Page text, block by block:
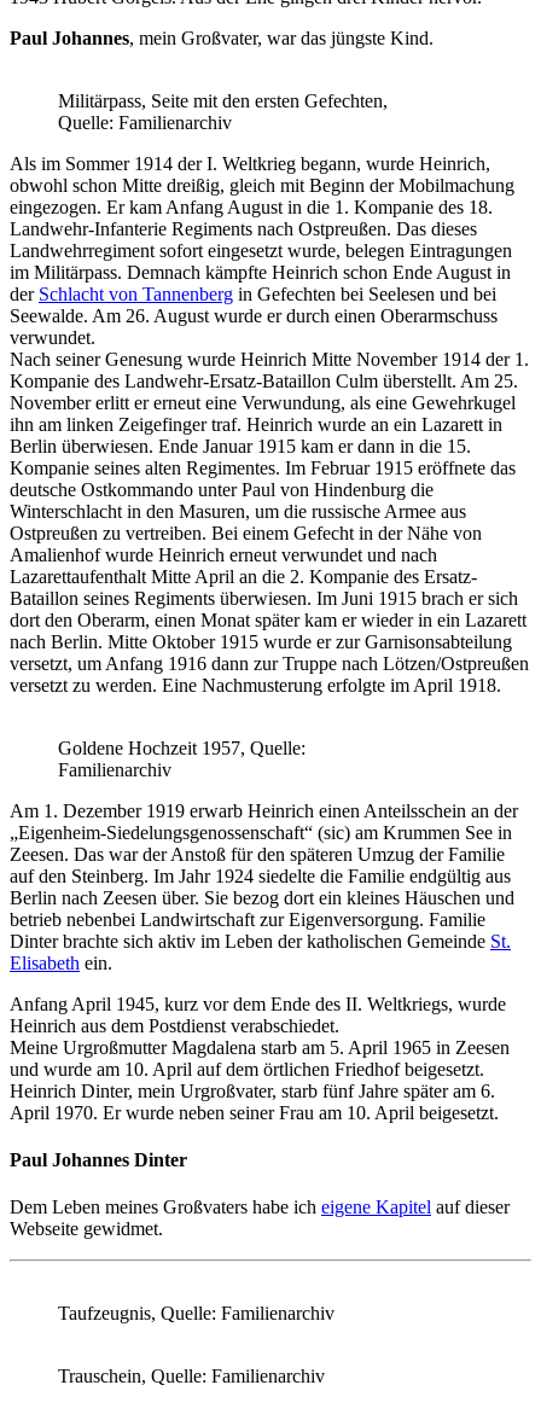
Paul Johannes, mein Großvater, war das jüngste Kind.
Militärpass, Seite mit den ersten Gefechten,
Quelle: Familienarchiv
Als im Sommer 1914 der I. Weltkrieg begann, wurde Heinrich,
obwohl schon Mitte dreißig, gleich mit Beginn der Mobilmachung
eingezogen. Er kam Anfang August in die 1. Kompanie des 18.
Landwehr-Infanterie Regiments nach Ostpreußen. Das dieses
Landwehrregiment sofort eingesetzt wurde, belegen Eintragungen
im Militärpass. Demnach kämpfte Heinrich schon Ende August in
der Schlacht von Tannenberg in Gefechten bei Seelesen und bei
Seewalde. Am 26. August wurde er durch einen Oberarmschuss
verwundet.
Nach seiner Genesung wurde Heinrich Mitte November 1914 der 1.
Kompanie des Landwehr-Ersatz-Bataillon Culm überstellt. Am 25.
November erlitt er erneut eine Verwundung, als eine Gewehrkugel
ihn am linken Zeigefinger traf. Heinrich wurde an ein Lazarett in
Berlin überwiesen. Ende Januar 1915 kam er dann in die 15.
Kompanie seines alten Regimentes. Im Februar 1915 eröffnete das
deutsche Ostkommando unter Paul von Hindenburg die
Winterschlacht in den Masuren, um die russische Armee aus
Ostpreußen zu vertreiben. Bei einem Gefecht in der Nähe von
Amalienhof wurde Heinrich erneut verwundet und nach
Lazarettaufenthalt Mitte April an die 2. Kompanie des Ersatz-
Bataillon seines Regiments überwiesen. Im Juni 1915 brach er sich
dort den Oberarm, einen Monat später kam er wieder in ein Lazarett
nach Berlin. Mitte Oktober 1915 wurde er zur Garnisonsabteilung
versetzt, um Anfang 1916 dann zur Truppe nach Lötzen/Ostpreußen
versetzt zu werden. Eine Nachmusterung erfolgte im April 1918.
Goldene Hochzeit 1957, Quelle:
Familienarchiv
Am 1. Dezember 1919 erwarb Heinrich einen Anteilsschein an der
„Eigenheim-Siedelungsgenossenschaft“ (sic) am Krummen See in
Zeesen. Das war der Anstoß für den späteren Umzug der Familie
auf den Steinberg. Im Jahr 1924 siedelte die Familie endgültig aus
Berlin nach Zeesen über. Sie bezog dort ein kleines Häuschen und
betrieb nebenbei Landwirtschaft zur Eigenversorgung. Familie
Dinter brachte sich aktiv im Leben der katholischen Gemeinde St.
Elisabeth ein.
Anfang April 1945, kurz vor dem Ende des II. Weltkriegs, wurde
Heinrich aus dem Postdienst verabschiedet.
Meine Urgroßmutter Magdalena starb am 5. April 1965 in Zeesen
und wurde am 10. April auf dem örtlichen Friedhof beigesetzt.
Heinrich Dinter, mein Urgroßvater, starb fünf Jahre später am 6.
April 1970. Er wurde neben seiner Frau am 10. April beigesetzt.
Paul Johannes Dinter
Dem Leben meines Großvaters habe ich eigene Kapitel auf dieser
Webseite gewidmet.
Taufzeugnis, Quelle: Familienarchiv
Trauschein, Quelle: Familienarchiv